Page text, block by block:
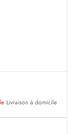
Livraison à domicile